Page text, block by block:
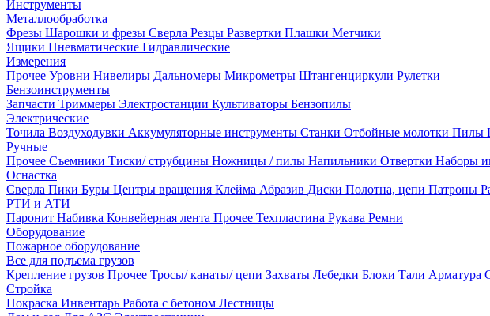
Инструменты
Металлообработка
Фрезы Шарошки и фрезы Сверла Резцы Развертки Плашки Метчики
Ящики Пневматические Гидравлические
Измерения
Прочее Уровни Нивелиры Дальномеры Микрометры Штангенциркули Рулетки
Бензоинструменты
Запчасти Триммеры Электростанции Культиваторы Бензопилы
Электрические
Точила Воздуходувки Аккумуляторные инструменты Станки Отбойные молотки Пилы
Ручные
Прочее Съемники Тиски/ струбцины Ножницы / пилы Напильники Отвертки Наборы
Оснастка
Сверла Пики Буры Центры вращения Клейма Абразив Диски Полотна, цепи Патроны
РТИ и АТИ
Паронит Набивка Конвейерная лента Прочее Техпластина Рукава Ремни
Оборудование
Пожарное оборудование
Все для подъема грузов
Крепление грузов Прочее Тросы/ канаты/ цепи Захваты Лебедки Блоки Тали Арматура
Стройка
Покраска Инвентарь Работа с бетоном Лестницы